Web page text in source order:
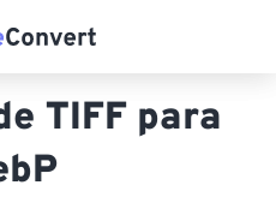
TIFF para